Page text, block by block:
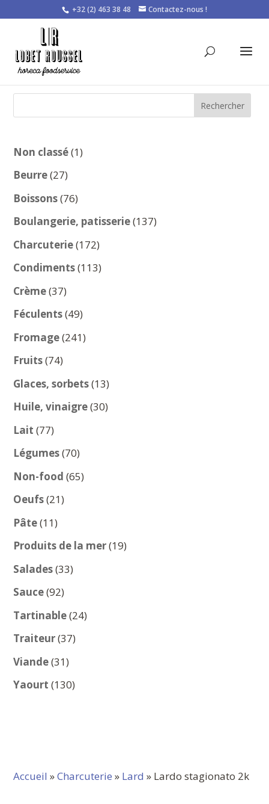
+32 (2) 463 38 48 Contactez-nous !
Rechercher
Non classé 11
Beurre 2727
produits
Boissons 7676
produits
Boulangerie, patisserie 137137
Charcuterie 172172
produits
Condiments 113113
Crème 3737
produits
Féculents 4949
produits
Fromage 241241
Fruits 7474
produits
Glaces, sorbets 1313
produits
Huile, vinaigre 3030
Lait 7777
produits
Légumes 7070
produits
Non-food 6565
Oeufs 2121
Pâte 1111
produits
Produits de la mer 1919
Salades 3333
Sauce 9292
produits
Tartinable 2424
Traiteur 3737
Viande 3131
produits
Yaourt 130130
Accueil »Charcuterie » Lard » Lardo stagionato 2k